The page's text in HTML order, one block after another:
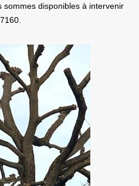
disponibles à intervenir